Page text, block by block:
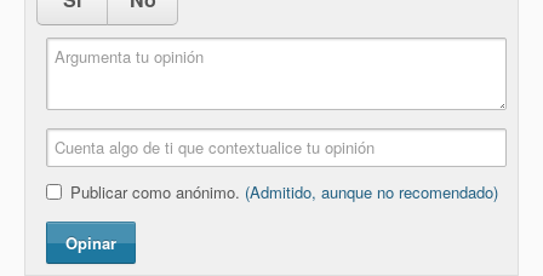
Publicar como anónimo. (Admitido, aunque no recomendado)
Opinar